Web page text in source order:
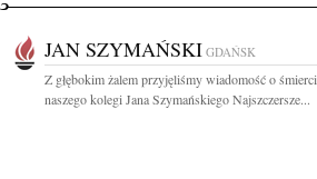
JAN SZYMAŃSKI GDAŃSK
Z głębokim żalem przyjęliśmy wiadomość o śmierci
naszego kolegi Jana Szymańskiego Najszczersze...